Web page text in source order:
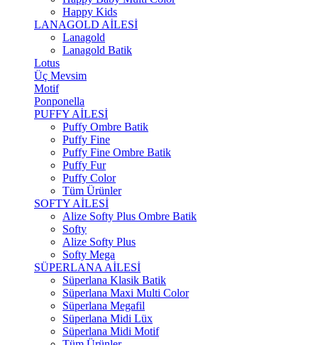
Happy Kids
LANAGOLD AİLESİ
Lanagold
Lanagold Batik
Lotus
Üç Mevsim
Motif
Ponponella
PUFFY AİLESİ
Puffy Ombre Batik
Puffy Fine
Puffy Fine Ombre Batik
Puffy Fur
Puffy Color
Tüm Ürünler
SOFTY AİLESİ
Alize Softy Plus Ombre Batik
Softy
Alize Softy Plus
Softy Mega
SÜPERLANA AİLESİ
Süperlana Klasik Batik
Süperlana Maxi Multi Color
Süperlana Megafil
Süperlana Midi Lüx
Süperlana Midi Motif